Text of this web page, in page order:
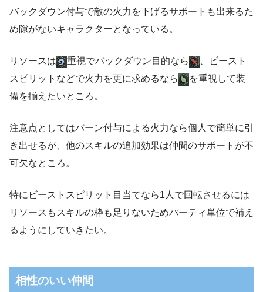
バックダウン付与で敵の火力を下げるサポートも出来るた
め隙がないキャラクターとなっている。
リソースは 重視でバックダウン目的なら
、ビースト
スピリットなどで火力を更に求めるなら
を重視して装
備を揃えたいところ。
注意点としてはバーン付与による火力なら個人で簡単に引
き出せるが、他のスキルの追加効果は仲間のサポートが不
可欠なところ。
特にビーストスピリット目当てなら1人で回転させるには
リソースもスキルの枠も足りないためパーティ単位で補え
るようにしていきたい。
相性のいい仲間